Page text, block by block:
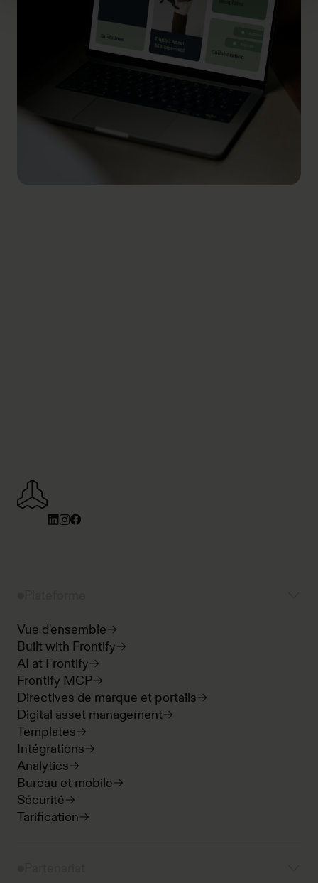
Vue d'ensemble
Built with Frontify
AI at Frontify
Frontify MCP
Directives de marque et portails
Digital asset management
Templates
Intégrations
Analytics
Bureau et mobile
Sécurité
Tarification